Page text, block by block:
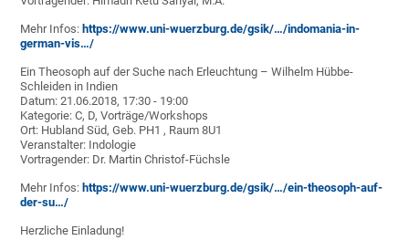
Mehr Infos: https://www.uni-wuerzburg.de/gsik/…/indomania-in-
german-vis…/
Ein Theosoph auf der Suche nach Erleuchtung – Wilhelm Hübbe-
Schleiden in Indien
Datum: 21.06.2018, 17:30 - 19:00
Kategorie: C, D, Vorträge/Workshops
Ort: Hubland Süd, Geb. PH1 , Raum 8U1
Veranstalter: Indologie
Vortragender: Dr. Martin Christof-Füchsle
Mehr Infos: https://www.uni-wuerzburg.de/gsik/…/ein-theosoph-auf-
der-su…/
Herzliche Einladung!